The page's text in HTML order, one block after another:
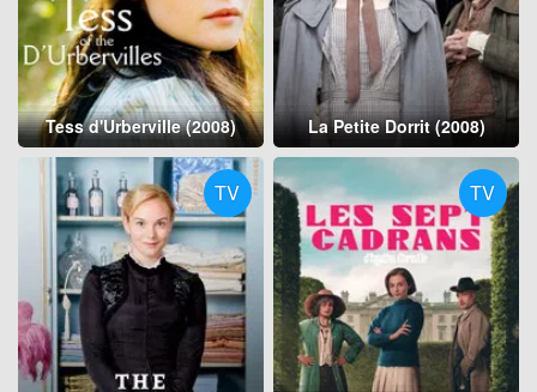
Tess d'Urberville (2008) La Petite Dorrit (2008)
TV TV